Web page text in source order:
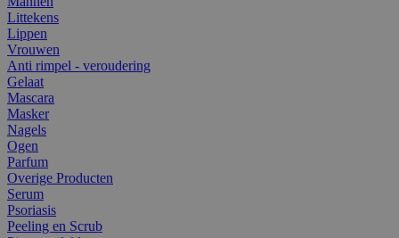
Littekens
Lippen
Vrouwen
Anti rimpel - veroudering
Gelaat
Mascara
Masker
Nagels
Ogen
Parfum
Overige Producten
Serum
Psoriasis
Peeling en Scrub